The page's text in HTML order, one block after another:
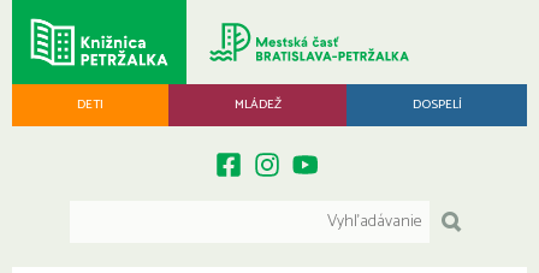
DETI MLÁDEŽ DOSPELÍ